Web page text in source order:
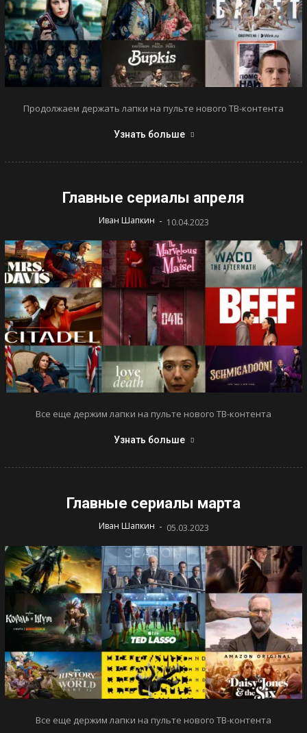
Продолжаем держать лапки на пульте нового ТВ-контента
Узнать больше
Главные сериалы апреля
Иван Шапкин - 10.04.2023
Все еще держим лапки на пульте нового ТВ-контента
Узнать больше
Главные сериалы марта
Иван Шапкин - 05.03.2023
Все еще держим лапки на пульте нового ТВ-контента